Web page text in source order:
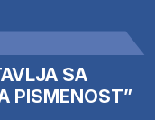
SA
PISMENOST”